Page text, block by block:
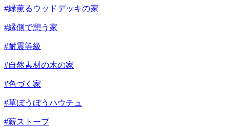
#緑薫るウッドデッキの家
#縁側で憩う家
#耐震等級
#自然素材の木の家
#色づく家
#草ぼうぼうハウチュ
#薪ストーブ